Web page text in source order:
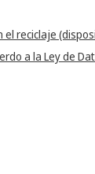
el reciclaje
a la Ley de